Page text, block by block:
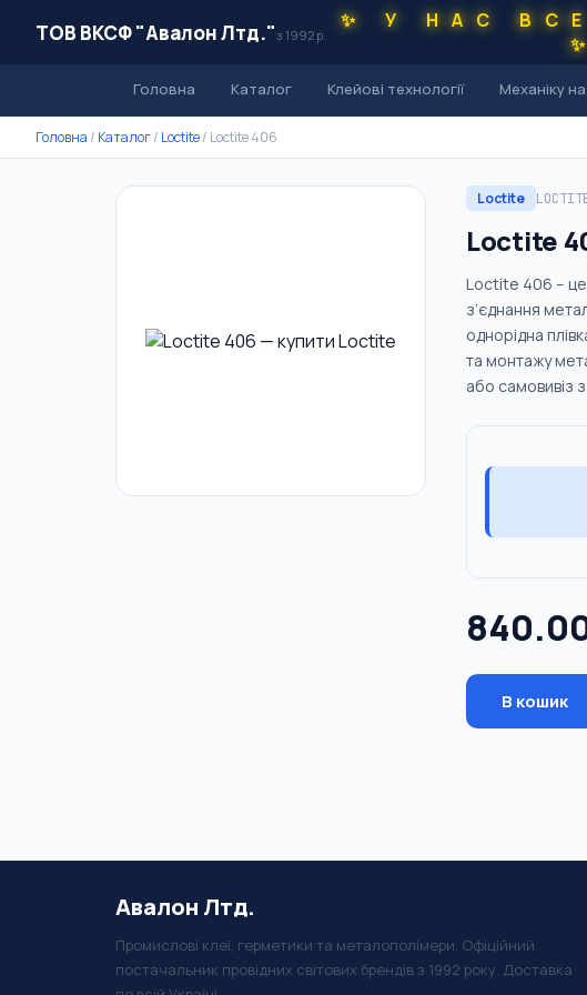
ТОВ ВКСФ "Авалон Лтд."з 1992 р.
✨ У НАС
✨
Головна Каталог Клейові технології Механіку
Головна / Каталог/ Loctite/ Loctite 406
Loctite
Loctite
Loctite 406 – це
з’єднання
однорідна
та монтажу
або самовивіз
В кошик
Авалон Лтд.
Промислові клеї, герметики та металополімери. Офіційний
постачальник провідних світових брендів з 1992 року. Доставка